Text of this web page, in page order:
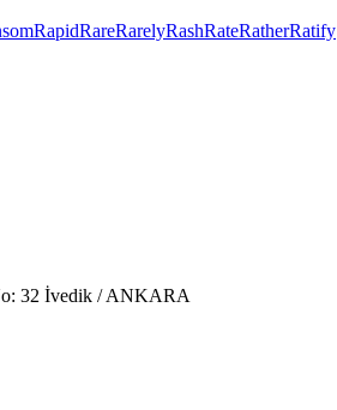
RapidRareRarelyRashRateRatherRatify
32 İvedik / ANKARA